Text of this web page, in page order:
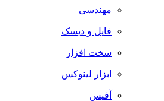
مهندسی
فایل و دیسک
سخت افزار
ابزار لینوکس
آفیس